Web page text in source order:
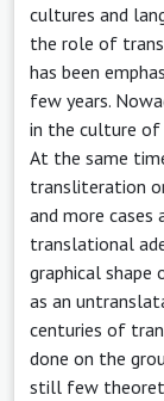
cultures and
the role of
has been
few years.
in the culture of
At the same
transliteration
and more cases
translational
graphical
as an
centuries of
done on the
still few